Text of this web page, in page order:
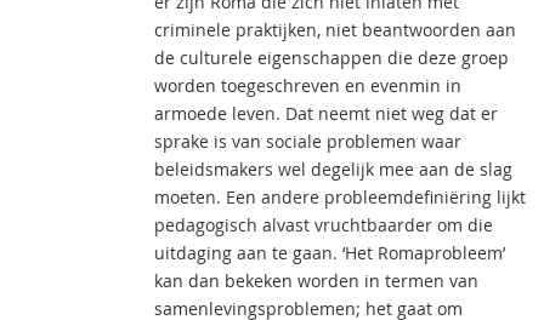
criminele praktijken, niet beantwoorden aan
de culturele eigenschappen die deze groep
worden toegeschreven en evenmin in
armoede leven. Dat neemt niet weg dat er
sprake is van sociale problemen waar
beleidsmakers wel degelijk mee aan de slag
moeten. Een andere probleemdefiniëring lijkt
pedagogisch alvast vruchtbaarder om die
uitdaging aan te gaan. ‘Het Romaprobleem’
kan dan bekeken worden in termen van
samenlevingsproblemen; het gaat om